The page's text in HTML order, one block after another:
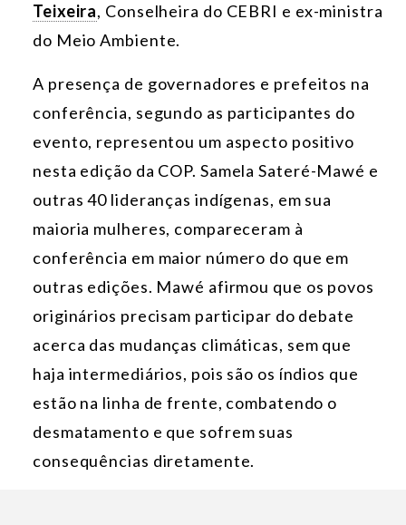
Teixeira, Conselheira do CEBRI e ex-ministra
do Meio Ambiente.
A presença de governadores e prefeitos na
conferência, segundo as participantes do
evento, representou um aspecto positivo
nesta edição da COP. Samela Sateré-Mawé e
outras 40 lideranças indígenas, em sua
maioria mulheres, compareceram à
conferência em maior número do que em
outras edições. Mawé afirmou que os povos
originários precisam participar do debate
acerca das mudanças climáticas, sem que
haja intermediários, pois são os índios que
estão na linha de frente, combatendo o
desmatamento e que sofrem suas
consequências diretamente.